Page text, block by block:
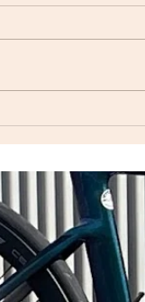
ループ
います
週はメ
ロードで
ベルロー